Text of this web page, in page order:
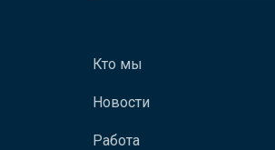
Кто мы
Новости
Работа